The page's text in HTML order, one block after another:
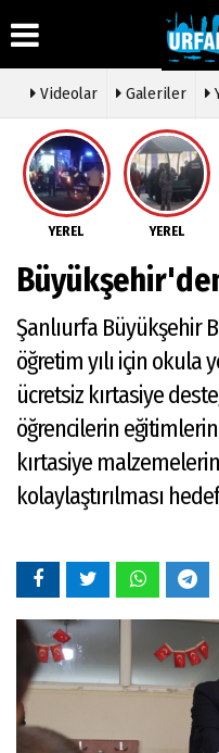
Üye Paneli
Haber
Arşivi
Arşivi
Haberleri
Hava
Durumu
Gazete
Videolar Galeriler
YEREL YEREL
Şanlıurfa Büyükşehir
öğretim yılı için okula
ücretsiz kırtasiye
öğrencilerin
kırtasiye
kolaylaştırılması